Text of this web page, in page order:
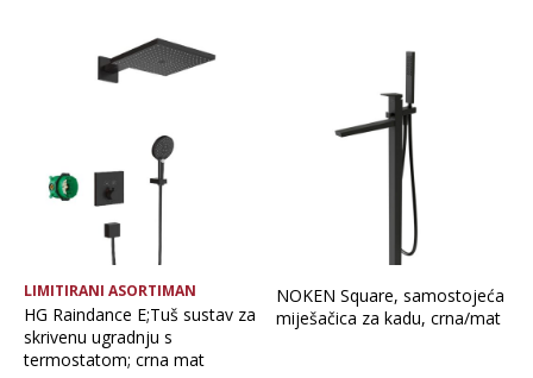
LIMITIRANI ASORTIMAN
HG Raindance E;Tuš sustav za
skrivenu ugradnju s
termostatom; crna mat
NOKEN Square, samostojeća
miješačica za kadu, crna/mat